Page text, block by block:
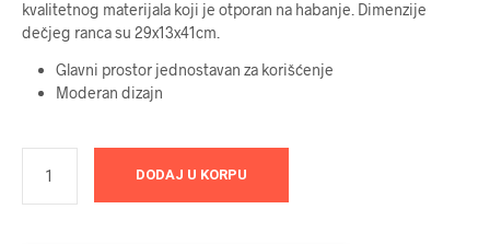
kvalitetnog materijala koji je otporan na habanje. Dimenzije
dečjeg ranca su 29x13x41cm.
Glavni prostor jednostavan za korišćenje
Moderan dizajn
DODAJ U KORPU